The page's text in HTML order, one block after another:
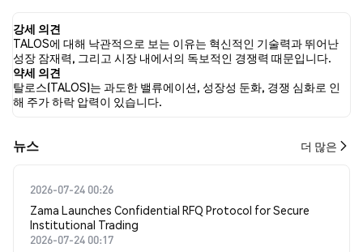
막으로, TALOS에 대한 뉴스 기사 0건이 게시되었습니다. 트위터에
서는 NaN%의 트윗이 강세 감정을, NaN%의 트윗이 약세 감정을 보
였습니다. NaN%의 트윗은 TALOS에 대해 중립적인 감정을 나타냈
습니다. 이 감정 분석은 0개의 트윗을 기반으로 합니다.
강세 의견
TALOS에 대해 낙관적으로 보는 이유는 혁신적인 기술력과 뛰어난
성장 잠재력, 그리고 시장 내에서의 독보적인 경쟁력 때문입니다.
약세 의견
탈로스(TALOS)는 과도한 밸류에이션, 성장성 둔화, 경쟁 심화로 인
해 주가 하락 압력이 있습니다.
뉴스 더 많은
2026-07-24 00:26
Zama Launches Confidential RFQ Protocol for Secure
Institutional Trading
2026-07-24 00:17